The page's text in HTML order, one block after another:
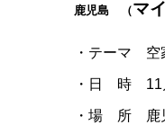
鹿児島 （マ
・テーマ 空
・日 時 11
・場 所 鹿